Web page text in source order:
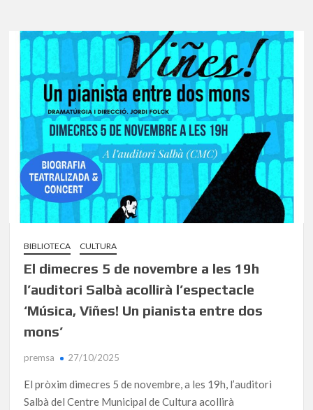
BIBLIOTECA CULTURA
El dimecres 5 de novembre a les 19h
l’auditori Salbà acollirà l’espectacle
‘Música, Viñes! Un pianista entre dos
mons’
premsa 27/10/2025
El pròxim dimecres 5 de novembre, a les 19h, l’auditori
Salbà del Centre Municipal de Cultura acollirà